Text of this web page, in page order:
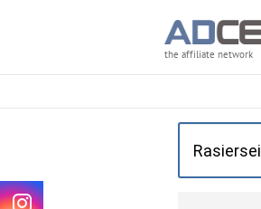
the affiliate network